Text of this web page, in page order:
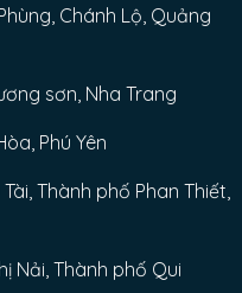
Chánh Lộ, Quảng
sơn, Nha Trang
Phú Yên
Thành phố Phan Thiết,
Nải, Thành phố Qui